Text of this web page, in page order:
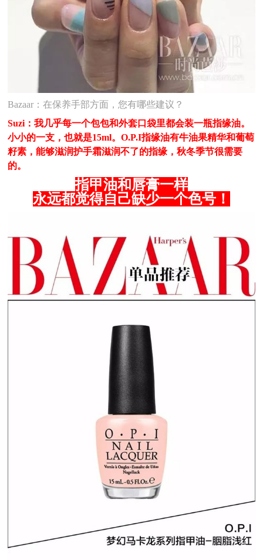
Bazaar：在保养手部方面，您有哪些建议？
Suzi：我几乎每一个包包和外套口袋里都会装一瓶指缘油。
小小的一支，也就是15ml。O.P.I指缘油有牛油果精华和葡萄
籽素，能够滋润护手霜滋润不了的指缘，秋冬季节很需要
的。
指甲油和唇膏一样
永远都觉得自己缺少一个色号！